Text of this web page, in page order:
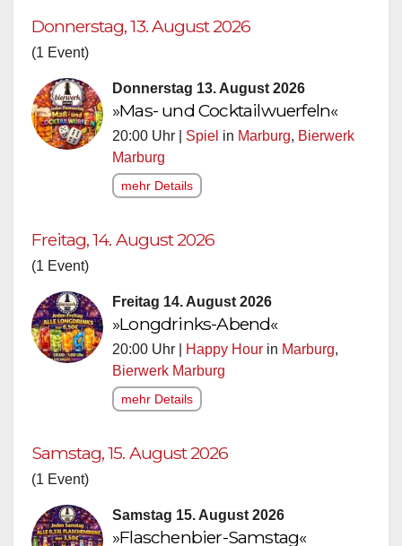
Donnerstag, 13. August 2026
(1 Event)
Donnerstag 13. August 2026
»Mas- und Cocktailwuerfeln«
20:00 Uhr | Spiel in Marburg, Bierwerk
Marburg
mehr Details
Freitag, 14. August 2026
(1 Event)
Freitag 14. August 2026
»Longdrinks-Abend«
20:00 Uhr | Happy Hour in Marburg,
Bierwerk Marburg
mehr Details
Samstag, 15. August 2026
(1 Event)
Samstag 15. August 2026
»Flaschenbier-Samstag«